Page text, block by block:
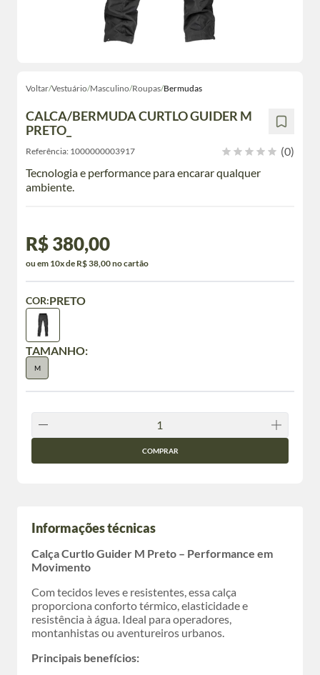
Voltar/Vestuário/Masculino/Roupas/Bermudas
CALCA/BERMUDA CURTLO GUIDER M
PRETO_
Referência: 1000000003917
(0)
Tecnologia e performance para encarar qualquer
ambiente.
R$ 380,00
ou em 10x de R$ 38,00 no cartão
TAMANHO:
M
COR:PRETO
COMPRAR
Informações técnicas
Calça Curtlo Guider M Preto – Performance em
Movimento
Com tecidos leves e resistentes, essa calça
proporciona conforto térmico, elasticidade e
resistência à água. Ideal para operadores,
montanhistas ou aventureiros urbanos.
Principais benefícios: